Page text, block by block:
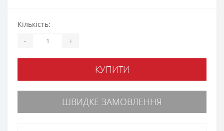
Кількість:
- +
КУПИТИ
ШВИДКЕ ЗАМОВЛЕННЯ